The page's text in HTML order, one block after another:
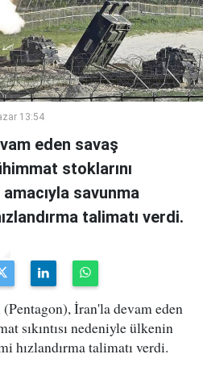
13:54
eden savaş
stoklarını
savunma
talimatı verdi.
İran'la devam eden
sıkıntısı nedeniyle ülkenin
hızlandırma talimatı verdi.